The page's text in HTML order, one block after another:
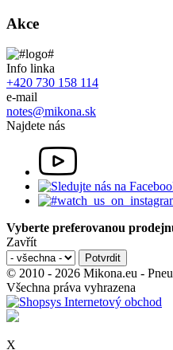
Akce
Info linka
+420 730 158 114
e-mail
notes@mikona.sk
Najdete nás
Vyberte preferovanou
Zavřít
© 2010 - 2026 Mikona.eu -
Všechna práva vyhrazena
X